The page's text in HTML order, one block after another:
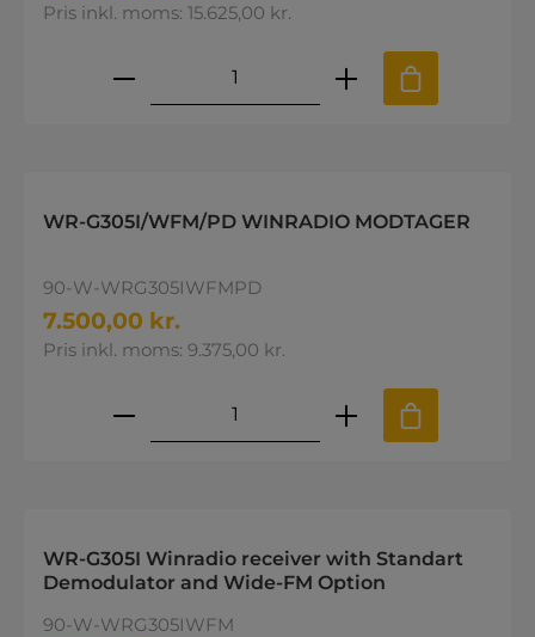
Pris inkl. moms: 15.625,00 kr.
Produktmængde: Indtast den
WR-G305I/WFM/PD WINRADIO MODTAGER
90-W-WRG305IWFMPD
7.500,00 kr.
Pris inkl. moms: 9.375,00 kr.
Produktmængde: Indtast den
WR-G305I Winradio receiver with Standart
Demodulator and Wide-FM Option
90-W-WRG305IWFM